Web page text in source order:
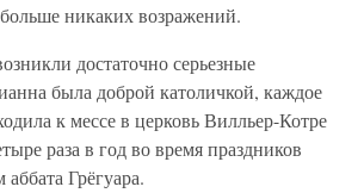
никаких возражений.
достаточно серьезные
была доброй католичкой, каждое
к мессе в церковь Вилльер-Котре
раза в год во время праздников
Грёгуара.